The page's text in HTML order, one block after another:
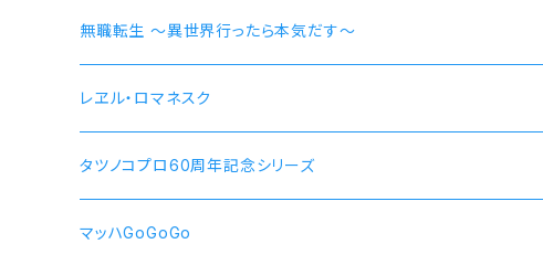
各務原なでしこ
なでしこ 自転車
桜 自動車
無職転生 〜異世界行ったら本気だす〜
【エリス・ボレアス・グレイラット】腕時計 本数限定商品
【ロキシー・ミグルディア】腕時計 本数限定商品
【シルフィエット】腕時計 本数限定商品
レヱル・ロマネスク
すずしろ モデル
紅
タツノコプロ60周年記念シリーズ
マッハGoGoGo 55周年記念モデル
マッハGoGoGo